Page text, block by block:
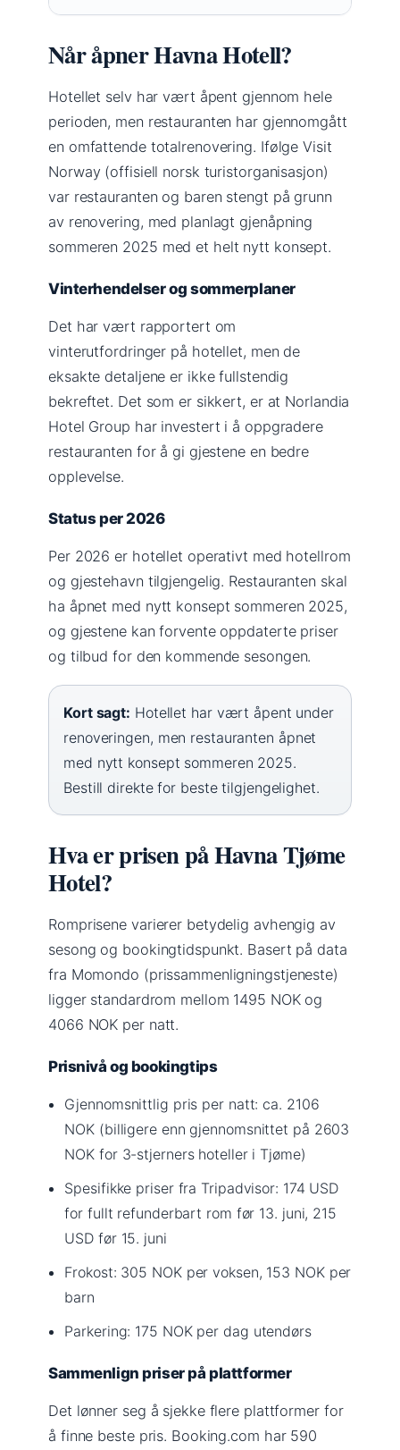
Når åpner Havna Hotell?
Hotellet selv har vært åpent gjennom hele
perioden, men restauranten har gjennomgått
en omfattende totalrenovering. Ifølge Visit
Norway (offisiell norsk turistorganisasjon)
var restauranten og baren stengt på grunn
av renovering, med planlagt gjenåpning
sommeren 2025 med et helt nytt konsept.
Vinterhendelser og sommerplaner
Det har vært rapportert om
vinterutfordringer på hotellet, men de
eksakte detaljene er ikke fullstendig
bekreftet. Det som er sikkert, er at Norlandia
Hotel Group har investert i å oppgradere
restauranten for å gi gjestene en bedre
opplevelse.
Status per 2026
Per 2026 er hotellet operativt med hotellrom
og gjestehavn tilgjengelig. Restauranten skal
ha åpnet med nytt konsept sommeren 2025,
og gjestene kan forvente oppdaterte priser
og tilbud for den kommende sesongen.
Kort sagt: Hotellet har vært åpent under
renoveringen, men restauranten åpnet
med nytt konsept sommeren 2025.
Bestill direkte for beste tilgjengelighet.
Hva er prisen på Havna Tjøme
Hotel?
Romprisene varierer betydelig avhengig av
sesong og bookingtidspunkt. Basert på data
fra Momondo (prissammenligningstjeneste)
ligger standardrom mellom 1495 NOK og
4066 NOK per natt.
Prisnivå og bookingtips
Gjennomsnittlig pris per natt: ca. 2106
NOK (billigere enn gjennomsnittet på 2603
NOK for 3-stjerners hoteller i Tjøme)
Spesifikke priser fra Tripadvisor: 174 USD
for fullt refunderbart rom før 13. juni, 215
USD før 15. juni
Frokost: 305 NOK per voksen, 153 NOK per
barn
Parkering: 175 NOK per dag utendørs
Sammenlign priser på plattformer
Det lønner seg å sjekke flere plattformer for
å finne beste pris. Booking.com har 590